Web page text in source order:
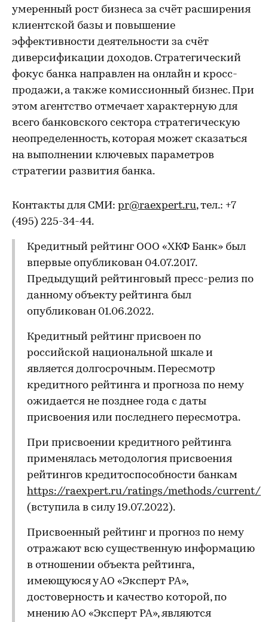
умеренный рост бизнеса за счёт расширения
клиентской базы и повышение
эффективности деятельности за счёт
диверсификации доходов. Стратегический
фокус банка направлен на онлайн и кросс-
продажи, а также комиссионный бизнес. При
этом агентство отмечает характерную для
всего банковского сектора стратегическую
неопределенность, которая может сказаться
на выполнении ключевых параметров
стратегии развития банка.
Контакты для СМИ: pr@raexpert.ru, тел.: +7
(495) 225-34-44.
Кредитный рейтинг ООО «ХКФ Банк» был
впервые опубликован 04.07.2017.
Предыдущий рейтинговый пресс-релиз по
данному объекту рейтинга был
опубликован 01.06.2022.
Кредитный рейтинг присвоен по
российской национальной шкале и
является долгосрочным. Пересмотр
кредитного рейтинга и прогноза по нему
ожидается не позднее года с даты
присвоения или последнего пересмотра.
При присвоении кредитного рейтинга
применялась методология присвоения
рейтингов кредитоспособности банкам
https://raexpert.ru/ratings/methods/current/
(вступила в силу 19.07.2022).
Присвоенный рейтинг и прогноз по нему
отражают всю существенную информацию
в отношении объекта рейтинга,
имеющуюся у АО «Эксперт РА»,
достоверность и качество которой, по
мнению АО «Эксперт РА», являются